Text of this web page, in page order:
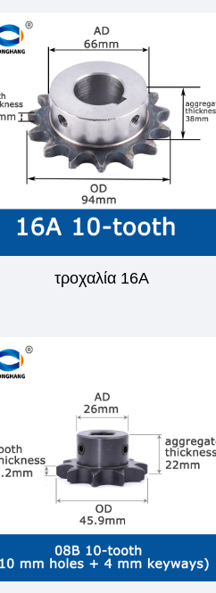
τροχαλία 16A